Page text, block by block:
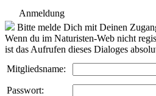
Anmeldung
Bitte melde Dich mit Deinen
Wenn du im Naturisten-Web nicht
ist das Aufrufen dieses Dialoges
Mitgliedsname:
Passwort: